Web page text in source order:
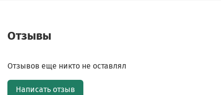
Отзывы
Отзывов еще никто не оставлял
Написать отзыв